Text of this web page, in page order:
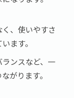
、使いやすさ
ます。
ンスなど、一
がります。